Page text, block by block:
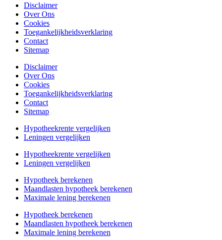
Disclaimer
Over Ons
Cookies
Toegankelijkheidsverklaring
Contact
Sitemap
Disclaimer
Over Ons
Cookies
Toegankelijkheidsverklaring
Contact
Sitemap
Hypotheekrente vergelijken
Leningen vergelijken
Hypotheekrente vergelijken
Leningen vergelijken
Hypotheek berekenen
Maandlasten hypotheek berekenen
Maximale lening berekenen
Hypotheek berekenen
Maandlasten hypotheek berekenen
Maximale lening berekenen